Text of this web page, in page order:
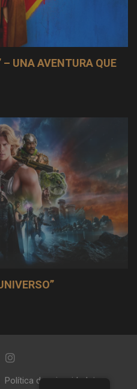
– UNA AVENTURA QUE
Política de privacidad